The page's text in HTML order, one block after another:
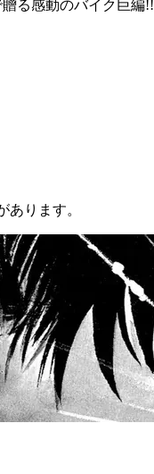
る感動のバイク巨編!!
あります。